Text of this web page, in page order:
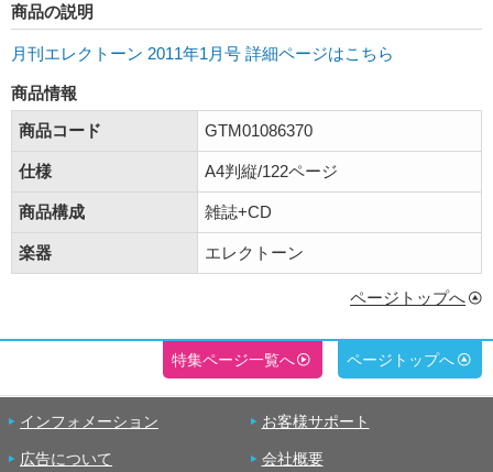
商品の説明
月刊エレクトーン 2011年1月号 詳細ページはこちら
商品情報
商品コード
GTM01086370
仕様 A4判縦/122ページ
商品構成 雑誌+CD
楽器 エレクトーン
ページトップへ
特集ページ一覧へ ページトップへ
インフォメーション お客様サポート
広告について 会社概要